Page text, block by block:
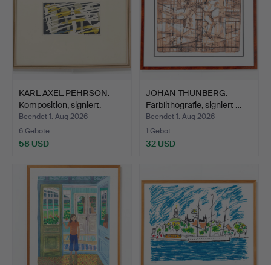
KARL AXEL PEHRSON.
Komposition, signiert.
Beendet 1. Aug 2026
6 Gebote
58 USD
JOHAN THUNBERG.
Farblithografie, signiert …
Beendet 1. Aug 2026
1 Gebot
32 USD